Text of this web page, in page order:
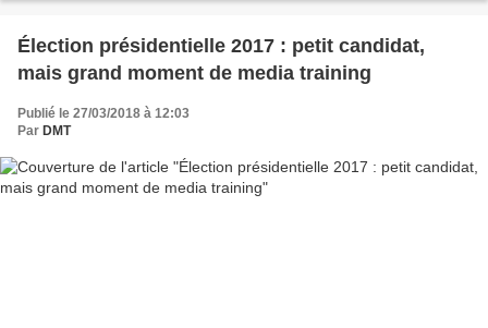
Élection présidentielle 2017 : petit candidat,
mais grand moment de media training
Publié le 27/03/2018 à 12:03
Par DMT